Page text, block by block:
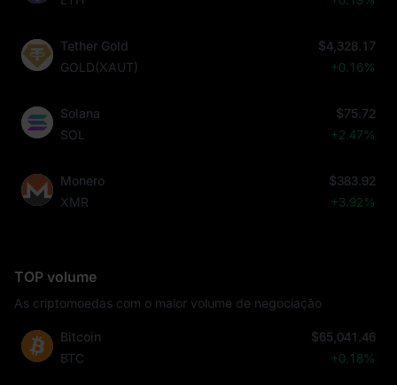
Tether Gold
GOLD(XAUT)
$4,328.17
+0.16%
Solana
SOL
$75.72
+2.47%
Monero
XMR
$383.92
+3.92%
TOP volume
As criptomoedas com o maior volume de negociação
Bitcoin
BTC
$65,041.46
+0.18%